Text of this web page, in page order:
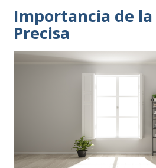
Importancia de
Precisa